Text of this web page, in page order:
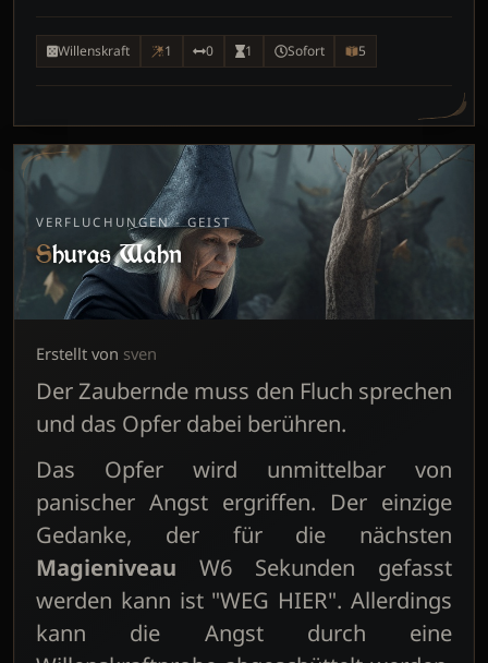
Willenskraft 1 0 1 Sofort 5
VERFLUCHUNGEN - GEIST
Shuras Wahn
Erstellt von sven
Der Zaubernde muss den Fluch sprechen
und das Opfer dabei berühren.
Das Opfer wird unmittelbar von
panischer Angst ergriffen. Der einzige
Gedanke, der für die nächsten
Magieniveau W6 Sekunden gefasst
werden kann ist "WEG HIER". Allerdings
kann die Angst durch eine